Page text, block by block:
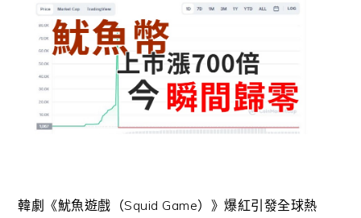
韓劇《魷魚遊戲（Squid Game）》爆紅引發全球熱